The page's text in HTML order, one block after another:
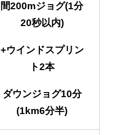
間200mジョグ(1分
20秒以内)
+ウインドスプリン
ト2本
ダウンジョグ10分
(1km6分半)